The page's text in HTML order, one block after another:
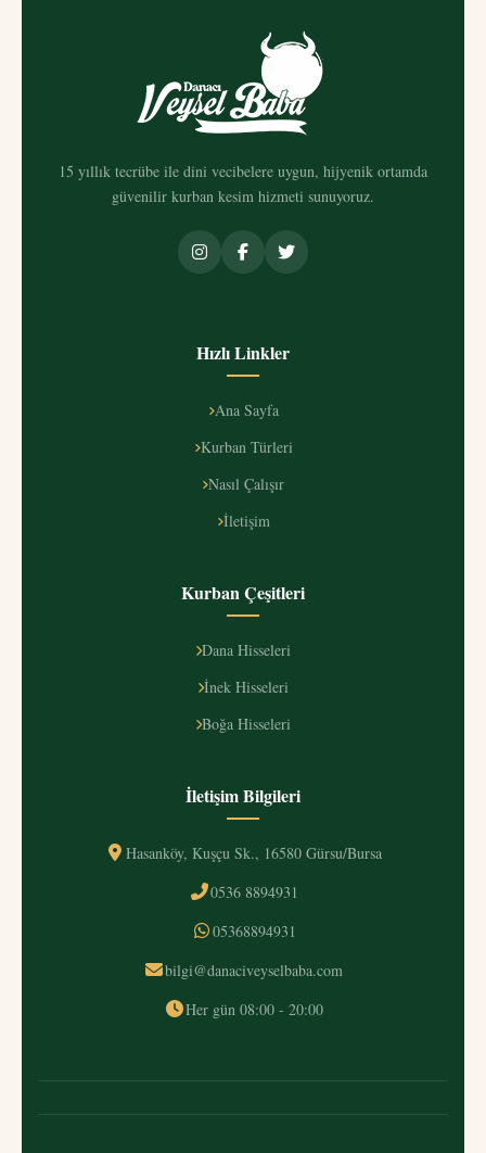
15 yıllık tecrübe ile dini vecibelere uygun, hijyenik ortamda
güvenilir kurban kesim hizmeti sunuyoruz.
Hızlı Linkler
Ana Sayfa
Kurban Türleri
Nasıl Çalışır
İletişim
Kurban Çeşitleri
Dana Hisseleri
İnek Hisseleri
Boğa Hisseleri
İletişim Bilgileri
Hasanköy, Kuşçu Sk., 16580 Gürsu/Bursa
0536 8894931
05368894931
bilgi@danaciveyselbaba.com
Her gün 08:00 - 20:00